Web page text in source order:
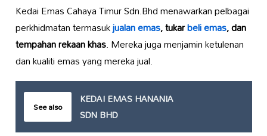
Kedai Emas Cahaya Timur Sdn.Bhd menawarkan pelbagai
perkhidmatan termasukjualan emas, tukarbeli emas, dan
tempahan rekaan khas. Mereka juga menjamin ketulenan
dan kualiti emas yang mereka jual.
See also
KEDAI EMAS HANANIA
SDN BHD